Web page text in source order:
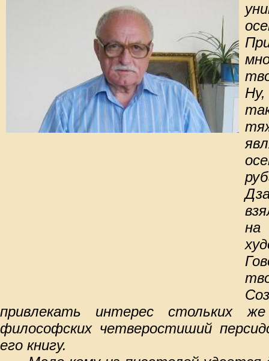
привлекать интерес стольких же
философских четверостиший
его книгу.